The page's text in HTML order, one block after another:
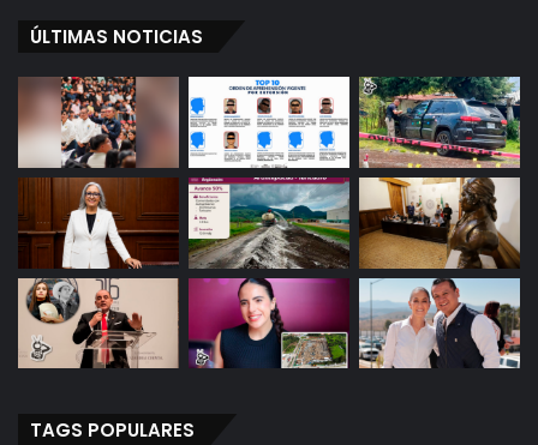
ÚLTIMAS NOTICIAS
TAGS POPULARES